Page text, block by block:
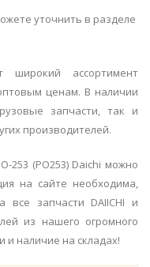
уточнить в разделе
широкий ассортимент
ценам. В наличии
запчасти, так и
производителей.
253 (PO253) Daichi можно
на сайте необходима,
запчасти DAIICHI и
из нашего огромного
и наличие на складах!